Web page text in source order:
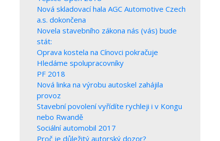
Nová skladovací hala AGC Automotive Czech
a.s. dokončena
Novela stavebního zákona nás (vás) bude
stát:
Oprava kostela na Cínovci pokračuje
Hledáme spolupracovníky
PF 2018
Nová linka na výrobu autoskel zahájila
provoz
Stavební povolení vyřídíte rychleji i v Kongu
nebo Rwandě
Sociální automobil 2017
Proč je důležitý autorský dozor?